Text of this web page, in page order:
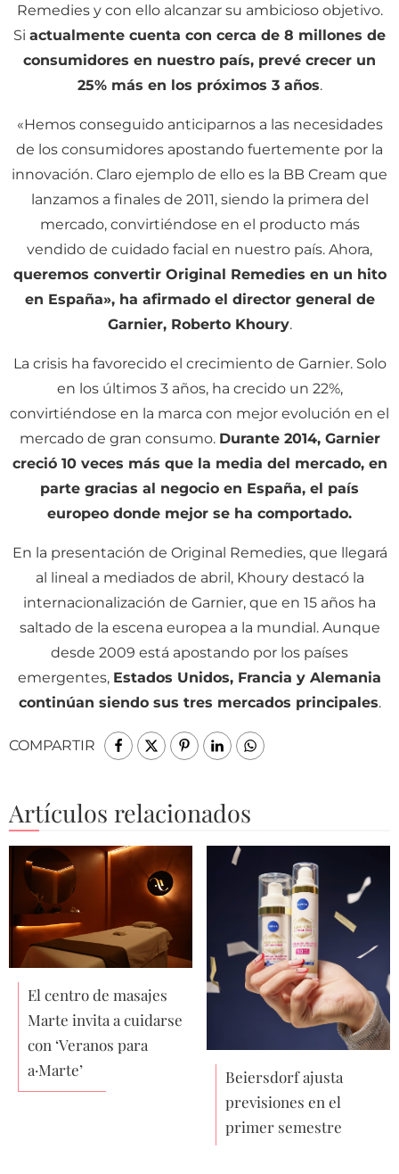
Remedies y con ello alcanzar su ambicioso objetivo.
Si actualmente cuenta con cerca de 8 millones de
consumidores en nuestro país, prevé crecer un
25% más en los próximos 3 años.
«Hemos conseguido anticiparnos a las necesidades
de los consumidores apostando fuertemente por la
innovación. Claro ejemplo de ello es la BB Cream que
lanzamos a finales de 2011, siendo la primera del
mercado, convirtiéndose en el producto más
vendido de cuidado facial en nuestro país. Ahora,
queremos convertir Original Remedies en un hito
en España», ha afirmado el director general de
Garnier, Roberto Khoury.
La crisis ha favorecido el crecimiento de Garnier. Solo
en los últimos 3 años, ha crecido un 22%,
convirtiéndose en la marca con mejor evolución en el
mercado de gran consumo. Durante 2014, Garnier
creció 10 veces más que la media del mercado, en
parte gracias al negocio en España, el país
europeo donde mejor se ha comportado.
En la presentación de Original Remedies, que llegará
al lineal a mediados de abril, Khoury destacó la
internacionalización de Garnier, que en 15 años ha
saltado de la escena europea a la mundial. Aunque
desde 2009 está apostando por los países
emergentes, Estados Unidos, Francia y Alemania
continúan siendo sus tres mercados principales.
COMPARTIR
Artículos relacionados
El centro de masajes
Marte invita a cuidarse
con ‘Veranos para
a·Marte’
Beiersdorf ajusta
previsiones en el
primer semestre